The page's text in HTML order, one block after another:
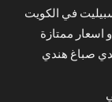
في الكويت
اسعار ممتازة
صباغ هندي